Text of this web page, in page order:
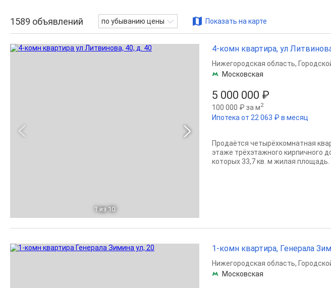
1589 объявлений по убыванию цены Показать на карте
1 из 10
4-комн квартира, ул
5 000 000 ₽
100 000 ₽ за м2
Ипотека от 22 063 ₽ в месяц
Нижегородская область,
Московская
Продаётся четырёхкомнатная
этаже трёхэтажного кирпичного
которых 33,7 кв. м жилая площадь.
1-комн квартира, Генерала
Нижегородская область,
Московская